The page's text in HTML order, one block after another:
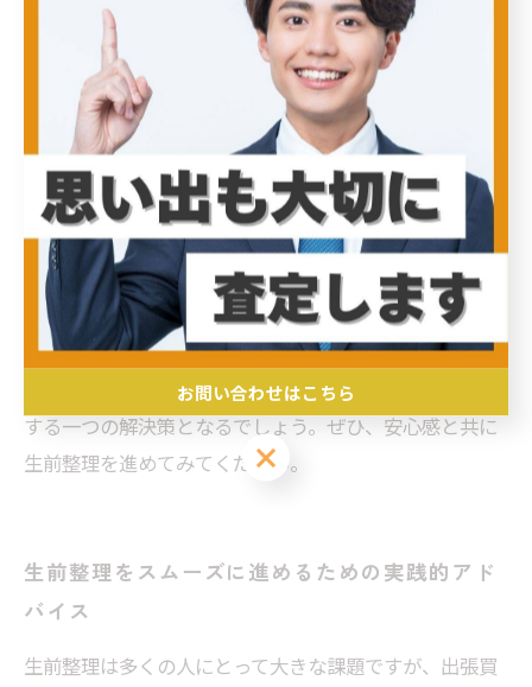
そこで活躍するのが出張買取サービスです。このサービ
スを利用することで、自宅にいながら専門のスタッフに
不要な物を査定・買取してもらうことができます。これ
により、物の処分にかかる手間や時間を大幅に削減でき
るだけでなく、安心して生前整理を進めることができま
す。 出張買取の大きな利点は、誰かにサポートしてもら
えるという精神的な安心感です。特に高齢者の方にとっ
ては、家の見回りや品物の整理が一人では難しいことも
あります。出張買取は、訪問するスタッフが親身になっ
て対応してくれるため、心強い味方となります。生前整
理に悩む方々にとって、出張買取は精神的な負担を軽減
する一つの解決策となるでしょう。ぜひ、安心感と共に
生前整理を進めてみてください。
生前整理をスムーズに進めるための実践的アド
バイス
生前整理は多くの人にとって大きな課題ですが、出張買
お問い合わせはこちら
お問い合わせはこちら